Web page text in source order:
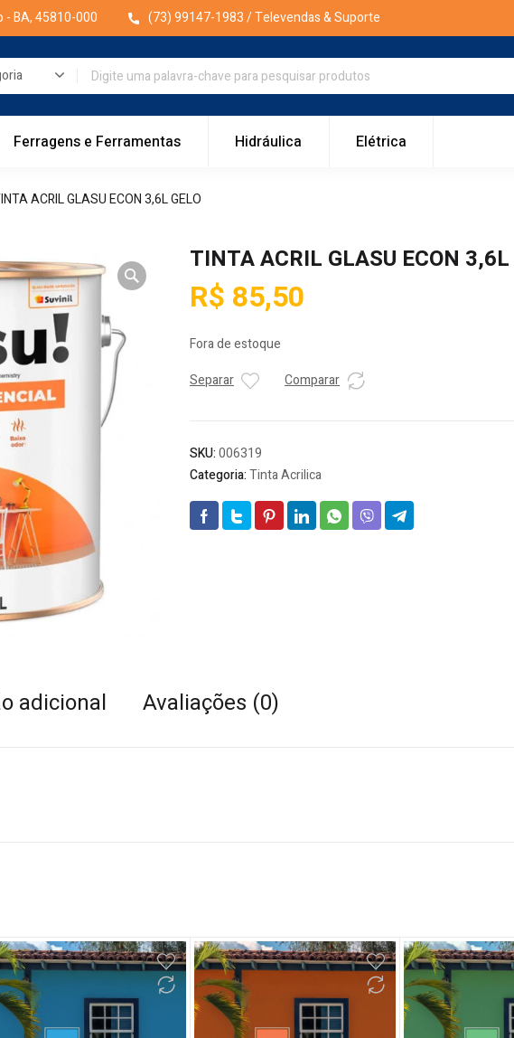
- BA, 45810-000 (73) 99147-1983/ Televendas & Suporte
Ferragens e Ferramentas Hidráulica Elétrica
ACRIL GLASU ECON 3,6L GELO
TINTA ACRIL GLASU ECON 3,6L
R$ 85,50
Fora de estoque
Separar
Comparar
SKU:006319
Categoria:Tinta Acrilica
adicional Avaliações (0)